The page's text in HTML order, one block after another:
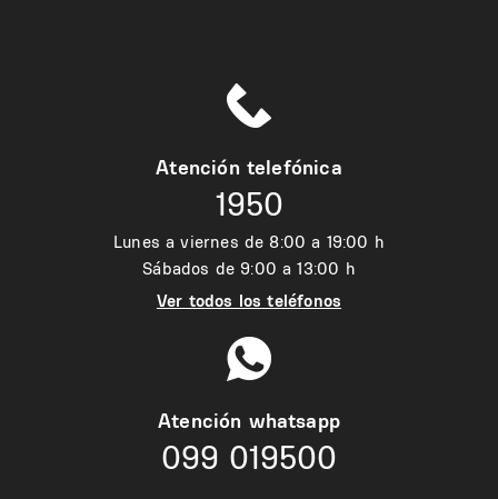
Atención telefónica
1950
Lunes a viernes de 8:00 a 19:00 h
Sábados de 9:00 a 13:00 h
Ver todos los teléfonos
Atención whatsapp
099 019500